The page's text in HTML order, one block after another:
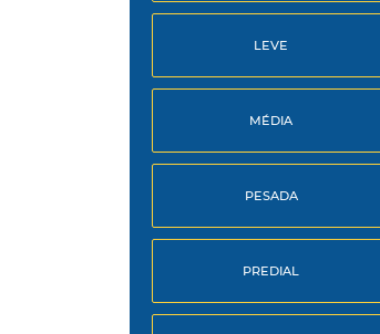
LEVE
MÉDIA
PESADA
PREDIAL